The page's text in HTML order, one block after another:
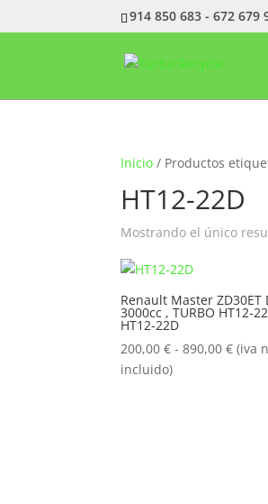
914 850 683 - 672 679
Inicio / Productos
HT12-22D
Mostrando el único
Renault Master ZD30ET
3000cc , TURBO HT12-
HT12-22D
200,00€ - 890,00€ (iva
incluido)